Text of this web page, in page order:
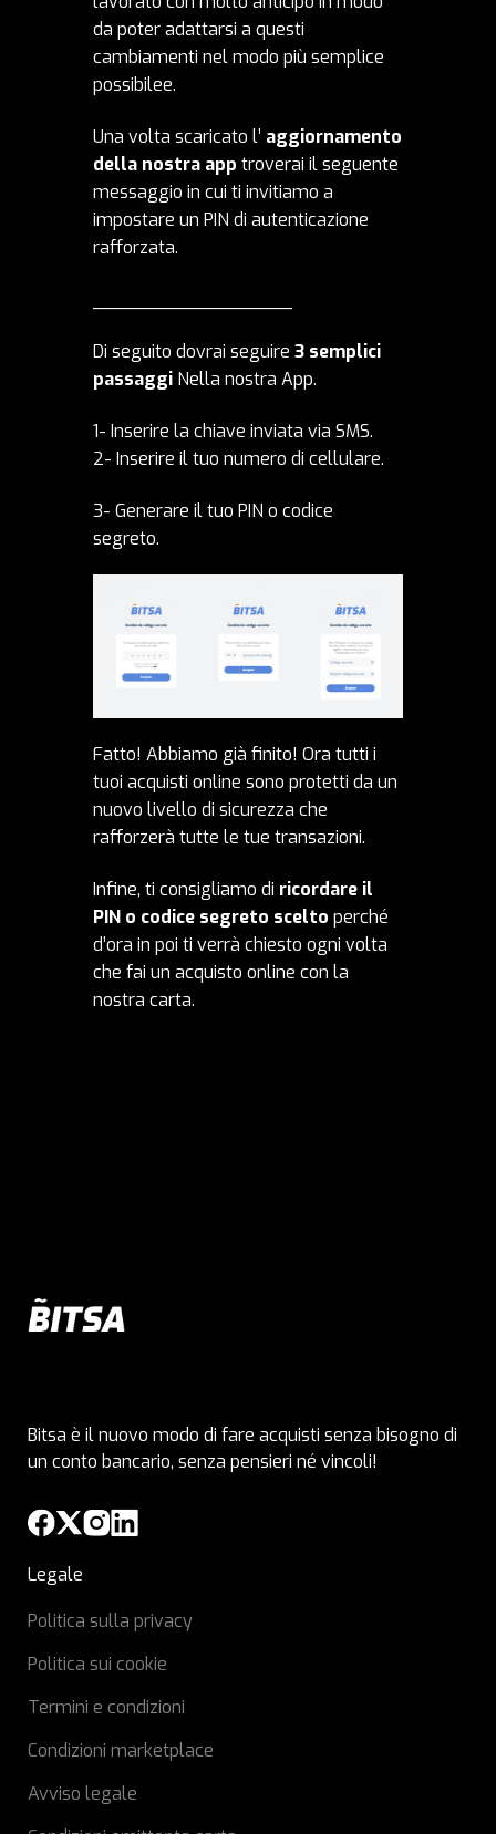
da poter adattarsi a questi
cambiamenti nel modo più semplice
possibilee.
Una volta scaricato l’ aggiornamento
della nostra app troverai il seguente
messaggio in cui ti invitiamo a
impostare un PIN di autenticazione
rafforzata.
Di seguito dovrai seguire 3 semplici
passaggi Nella nostra App.
1- Inserire la chiave inviata via SMS.
2- Inserire il tuo numero di cellulare.
3- Generare il tuo PIN o codice
segreto.
Fatto! Abbiamo già finito! Ora tutti i
tuoi acquisti online sono protetti da un
nuovo livello di sicurezza che
rafforzerà tutte le tue transazioni.
Infine, ti consigliamo di ricordare il
PIN o codice segreto scelto perché
d’ora in poi ti verrà chiesto ogni volta
che fai un acquisto online con la
nostra carta.
Bitsa è il nuovo modo di fare acquisti senza bisogno di
un conto bancario, senza pensieri né vincoli!
Legale
Politica sulla privacy
Politica sui cookie
Termini e condizioni
Condizioni marketplace
Avviso legale